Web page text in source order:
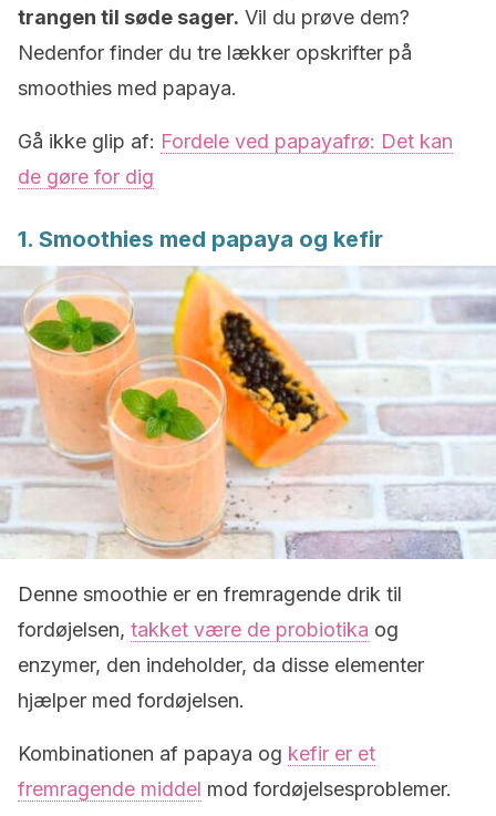
trangen til søde sager. Vil du prøve dem?
Nedenfor finder du tre lækker opskrifter på
smoothies med papaya.
Gå ikke glip af: Fordele ved papayafrø: Det kan
de gøre for dig
1. Smoothies med papaya og kefir
Denne smoothie er en fremragende drik til
fordøjelsen, takket være de probiotika og
enzymer, den indeholder, da disse elementer
hjælper med fordøjelsen.
Kombinationen af ​​papaya og kefir er et
fremragende middel mod fordøjelsesproblemer.